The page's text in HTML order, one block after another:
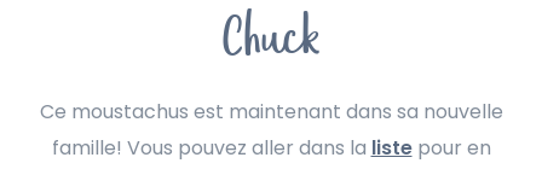
Chuck
Ce moustachus est maintenant dans sa nouvelle
famille! Vous pouvez aller dans la listepour en